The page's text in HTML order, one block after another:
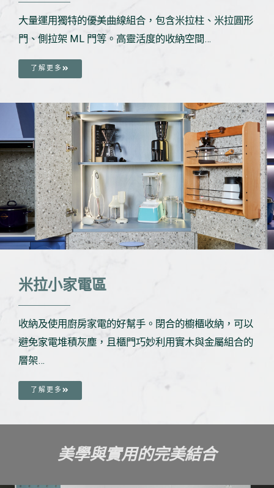
大量運用獨特的優美曲線組合，包含米拉柱、米拉圓形
門、側拉架 ML 門等。高靈活度的收納空間…
了解更多
米拉小家電區
收納及使用廚房家電的好幫手。閉合的櫥櫃收納，可以
避免家電堆積灰塵，且櫃門巧妙利用實木與金屬組合的
層架…
了解更多
美學與實用的完美結合